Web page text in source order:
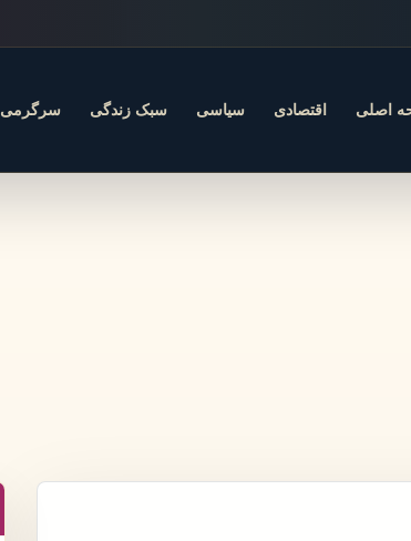
اصلی اقتصادی سیاسی سبک زندگی سرگرمی